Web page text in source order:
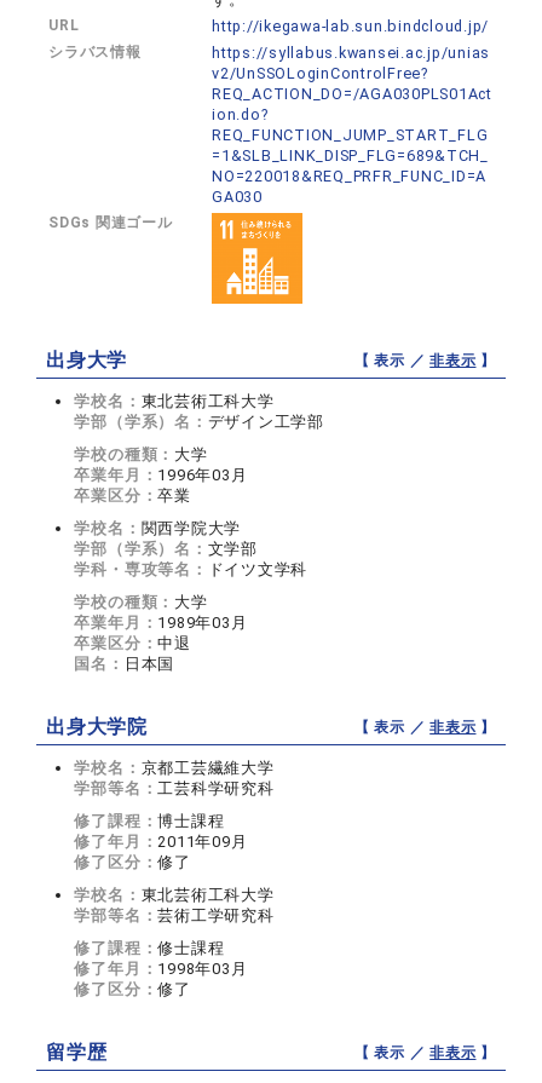
URL http://ikegawa-lab.sun.bindcloud.jp/
シラバス情報
https://syllabus.kwansei.ac.jp/unias
v2/UnSSOLoginControlFree?
REQ_ACTION_DO=/AGA030PLS01Act
ion.do?
REQ_FUNCTION_JUMP_START_FLG
=1&SLB_LINK_DISP_FLG=689&TCH_
NO=220018&REQ_PRFR_FUNC_ID=A
GA030
SDGs 関連ゴール
出身大学 【 表示 ／非表示 】
学校名： 東北芸術工科大学
学部（学系）名： デザイン工学部
学校の種類： 大学
卒業年月： 1996年03月
卒業区分：卒業
学校名： 関西学院大学
学部（学系）名： 文学部
学科・専攻等名：
ドイツ文学科
学校の種類： 大学
卒業年月： 1989年03月
卒業区分：中退
国名： 日本国
出身大学院 【 表示 ／非表示 】
学校名： 京都工芸繊維大学
学部等名：工芸科学研究科
修了課程：博士課程
修了年月：2011年09月
修了区分：修了
学校名： 東北芸術工科大学
学部等名：芸術工学研究科
修了課程：修士課程
修了年月： 1998年03月
修了区分：修了
留学歴 【 表示 ／非表示 】